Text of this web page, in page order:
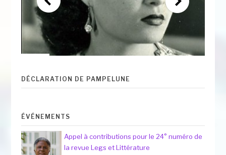
DÉCLARATION DE PAMPELUNE
ÉVÉNEMENTS
Appel à contributions pour le 24° numéro de
la revue Legs et Littérature